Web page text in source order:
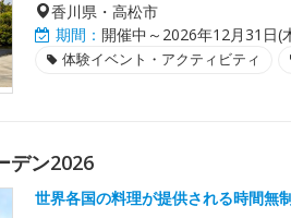
香川県・高松市
期間： 開催中～2026年12月31日(
体験イベント・アクティビティ
デン2026
世界各国の料理が提供される時間無